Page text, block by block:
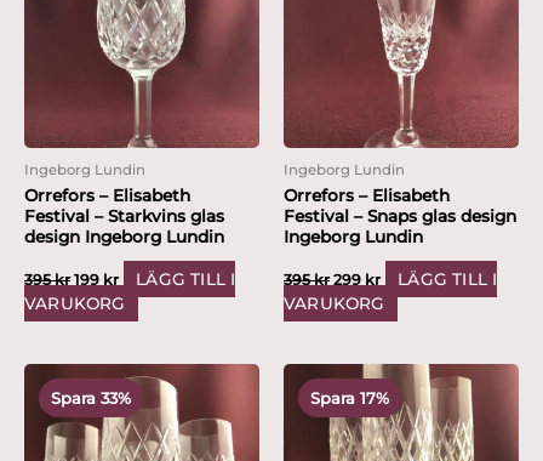
Ingeborg Lundin
Orrefors – Elisabeth
Festival – Starkvins glas
design Ingeborg Lundin
395kr 199 kr
LÄGG TILL I
VARUKORG
Ingeborg Lundin
Orrefors – Elisabeth
Festival – Snaps glas design
Ingeborg Lundin
395kr 299 kr
LÄGG TILL I
VARUKORG
Spara 33%
ursprungliga
var:
1,195 kr.
Det
nuvarande
priset
är:
799 kr.
Spara 17%
ursprungliga
var:
2,995 kr.
Det
nuvarande
priset
är:
2,499 kr.